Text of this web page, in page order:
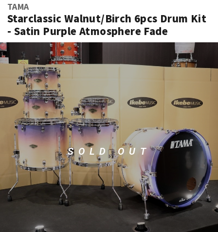
エレキギター アコギ/エレアコ
ベース ウクレレ
ドラム
キーボード 電子ピアノ
管楽器 その他楽器
アンプ エフェクター
TAMA
Starclassic Walnut/Birch 6pcs Drum Kit
- Satin Purple Atmosphere Fade
SOLD OUT